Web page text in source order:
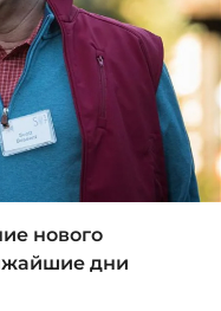
нового
дни